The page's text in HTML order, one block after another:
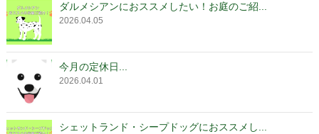
ダルメシアンにおススメしたい！お庭のご紹...
2026.04.05
今月の定休日...
2026.04.01
シェットランド・シープドッグにおススメし...